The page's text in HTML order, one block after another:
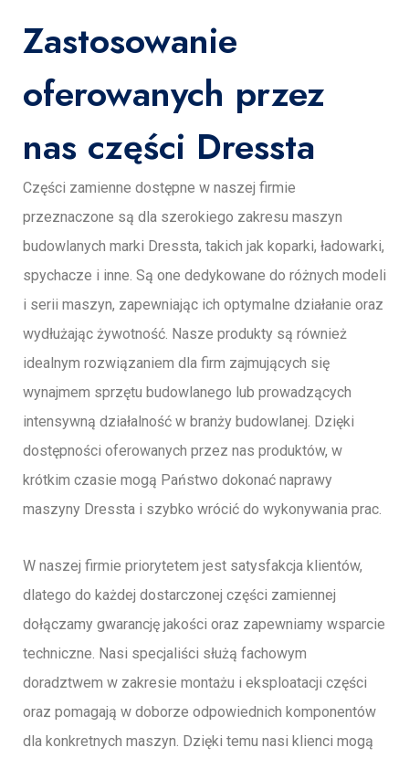
Zastosowanie
oferowanych przez
nas części Dressta
Części zamienne dostępne w naszej firmie
przeznaczone są dla szerokiego zakresu maszyn
budowlanych marki Dressta, takich jak koparki, ładowarki,
spychacze i inne. Są one dedykowane do różnych modeli
i serii maszyn, zapewniając ich optymalne działanie oraz
wydłużając żywotność. Nasze produkty są również
idealnym rozwiązaniem dla firm zajmujących się
wynajmem sprzętu budowlanego lub prowadzących
intensywną działalność w branży budowlanej. Dzięki
dostępności oferowanych przez nas produktów, w
krótkim czasie mogą Państwo dokonać naprawy
maszyny Dressta i szybko wrócić do wykonywania prac.
W naszej firmie priorytetem jest satysfakcja klientów,
dlatego do każdej dostarczonej części zamiennej
dołączamy gwarancję jakości oraz zapewniamy wsparcie
techniczne. Nasi specjaliści służą fachowym
doradztwem w zakresie montażu i eksploatacji części
oraz pomagają w doborze odpowiednich komponentów
dla konkretnych maszyn. Dzięki temu nasi klienci mogą